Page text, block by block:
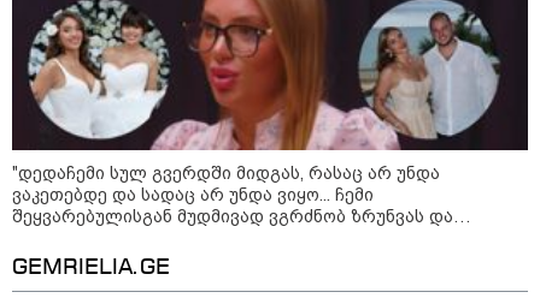
11:17 / 08-08-2026
არშემდგარი ქორწინება 15 წლით უფროს
ქართველთან - ალინა კაბაევას
საიდუმლო ცხოვრება: როგორ
გამოიყურებოდა ის პლასტიკურ
ოპერაციებამდე
14:20 / 08-08-2026
"დედაჩემი სულ გვერდში მიდგას, რასაც არ უნდა
ვაკეთებდე და სადაც არ უნდა ვიყო... ჩემი
შეყვარებულისგან მუდმივად ვგრძნობ ზრუნვას და
პირად თემებზე
GEMRIELIA.GE